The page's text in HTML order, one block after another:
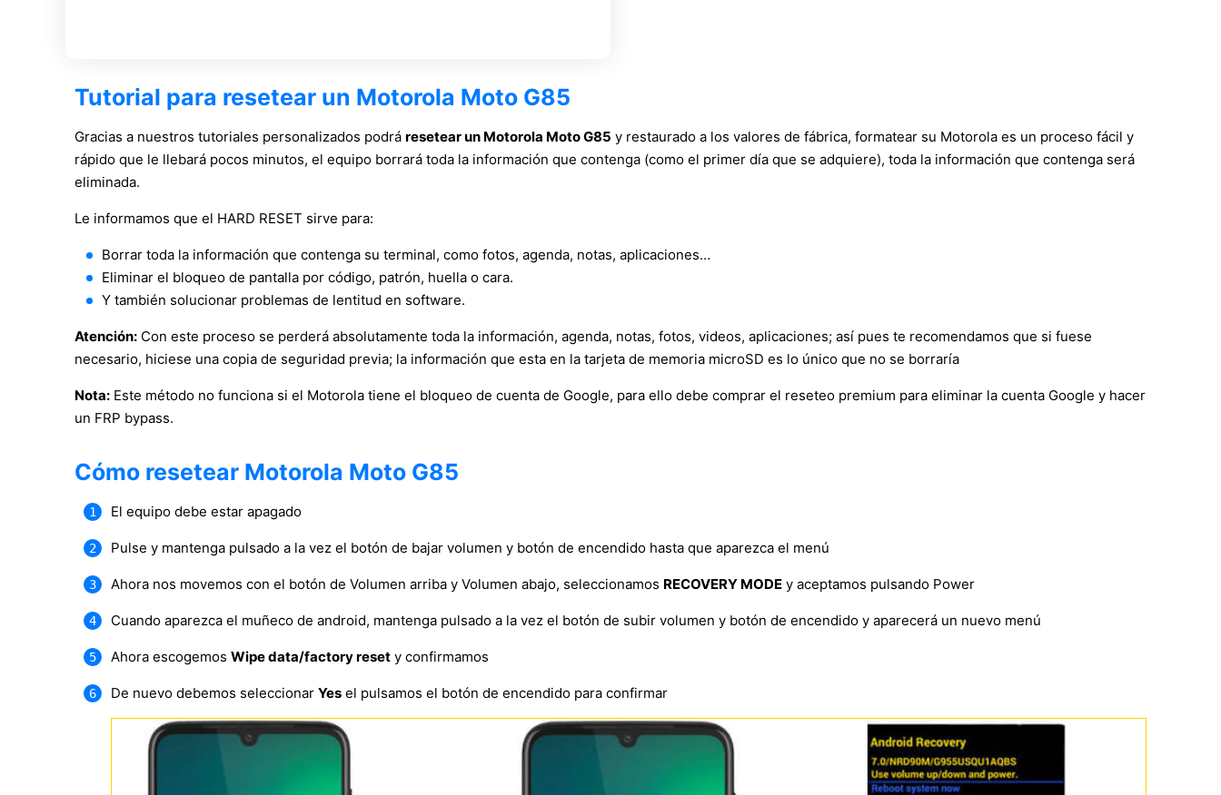
Tutorial para resetear un Motorola Moto G85
Gracias a nuestros tutoriales personalizados podrá resetear un Motorola Moto G85 y restaurado a los valores de fábrica, formatear su Motorola es un proceso fácil y
rápido que le llebará pocos minutos, el equipo borrará toda la información que contenga (como el primer día que se adquiere), toda la información que contenga será
eliminada.
Le informamos que el HARD RESET sirve para:
Borrar toda la información que contenga su terminal, como fotos, agenda, notas, aplicaciones…
Eliminar el bloqueo de pantalla por código, patrón, huella o cara.
Y también solucionar problemas de lentitud en software.
Atención: Con este proceso se perderá absolutamente toda la información, agenda, notas, fotos, videos, aplicaciones; así pues te recomendamos que si fuese
necesario, hiciese una copia de seguridad previa; la información que esta en la tarjeta de memoria microSD es lo único que no se borraría
Nota: Este método no funciona si el Motorola tiene el bloqueo de cuenta de Google, para ello debe comprar el reseteo premium para eliminar la cuenta Google y hacer
un FRP bypass.
Cómo resetear Motorola Moto G85
El equipo debe estar apagado
Pulse y mantenga pulsado a la vez el botón de bajar volumen y botón de encendido hasta que aparezca el menú
Ahora nos movemos con el botón de Volumen arriba y Volumen abajo, seleccionamos RECOVERY MODE y aceptamos pulsando Power
Cuando aparezca el muñeco de android, mantenga pulsado a la vez el botón de subir volumen y botón de encendido y aparecerá un nuevo menú
Ahora escogemos Wipe data/factory reset y confirmamos
De nuevo debemos seleccionar Yes el pulsamos el botón de encendido para confirmar